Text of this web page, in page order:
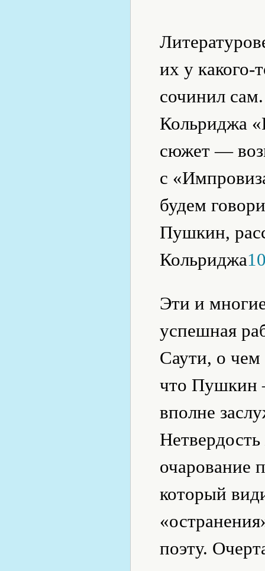
их у какого-
сочинил
Кольриджа
сюжет —
с
будем
Пушкин,
Кольриджа
Эти и
успешная
Саути, о чем
что Пушкин
вполне
очарование
который
поэту.